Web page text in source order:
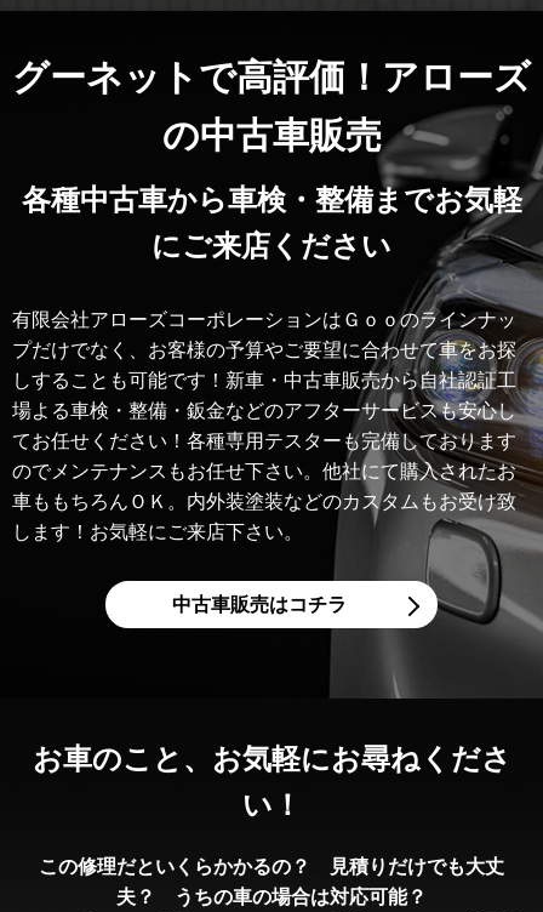
グーネットで高評価！アローズ
の中古車販売
各種中古車から車検・整備までお気軽
にご来店ください
有限会社アローズコーポレーションはＧｏｏのラインナッ
プだけでなく、お客様の予算やご要望に合わせて車をお探
しすることも可能です！新車・中古車販売から自社認証工
場よる車検・整備・鈑金などのアフターサービスも安心し
てお任せください！各種専用テスターも完備しております
のでメンテナンスもお任せ下さい。他社にて購入されたお
車ももちろんＯＫ。内外装塗装などのカスタムもお受け致
します！お気軽にご来店下さい。
中古車販売はコチラ
お車のこと、 お気軽にお尋ねくださ
い！
この修理だといくらかかるの？ 見積りだけでも大丈
夫？ うちの車の場合は対応可能？